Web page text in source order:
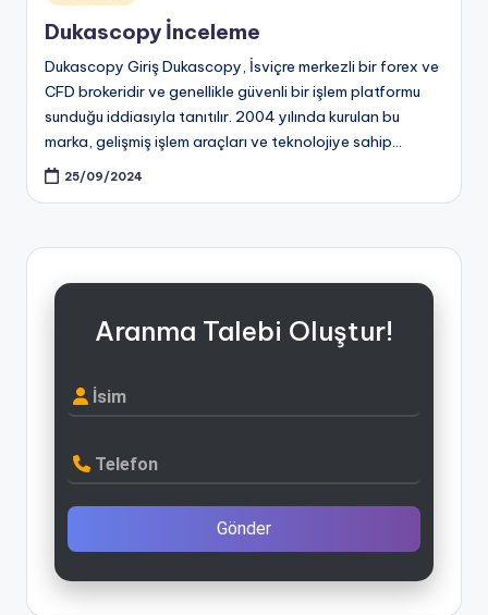
in
Dukascopy İnceleme
Dukascopy Giriş Dukascopy, İsviçre merkezli bir forex ve
CFD brokeridir ve genellikle güvenli bir işlem platformu
sunduğu iddiasıyla tanıtılır. 2004 yılında kurulan bu
marka, gelişmiş işlem araçları ve teknolojiye sahip…
25/09/2024
Aranma Talebi Oluştur!
İsim
Telefon
Gönder